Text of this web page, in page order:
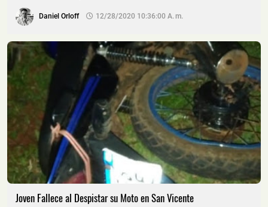
Daniel Orloff 12/28/2020 10:36:00 A. M.
Joven Fallece al Despistar su Moto en San Vicente